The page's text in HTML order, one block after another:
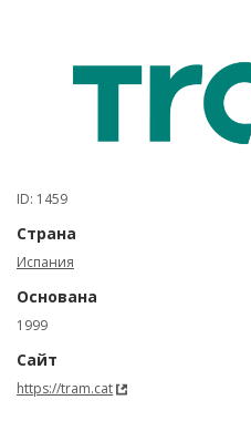
ID: 1459
Страна
Испания
Основана
1999
Сайт
https://tram.cat